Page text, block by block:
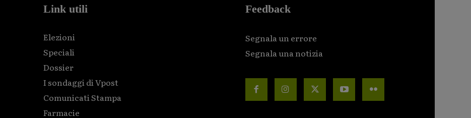
Link utili
Elezioni
Speciali
Dossier
I sondaggi di Vpost
Comunicati Stampa
Farmacie
Feedback
Segnala un errore
Segnala una notizia